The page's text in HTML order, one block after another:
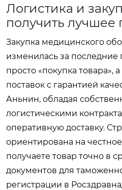
Логистика и
получить
Закупка медицинского
изменилась за последние
просто «покупка товара»,
поставок с гарантией
Аньнин, обладая
логистическими
оперативную доставку.
ориентирована на
получаете товар точно в
документов для
регистрации в